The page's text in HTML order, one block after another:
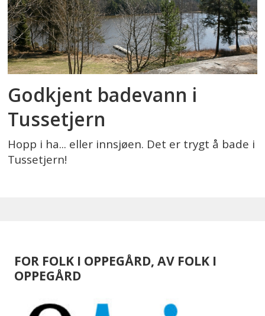
Godkjent badevann i
Tussetjern
Hopp i ha... eller innsjøen. Det er trygt å bade i
Tussetjern!
FOR FOLK I OPPEGÅRD, AV FOLK I
OPPEGÅRD